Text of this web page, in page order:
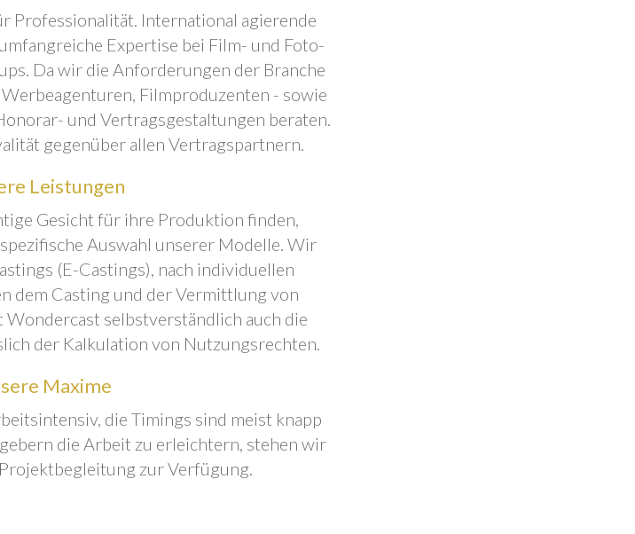
Professionalität. International agierende
Expertise bei Film- und Foto-
Da wir die Anforderungen der Branche
Filmproduzenten - sowie
und Vertragsgestaltungen beraten.
gegenüber allen Vertragspartnern.
Leistungen
Gesicht für ihre Produktion finden,
Auswahl unserer Modelle. Wir
(E-Castings), nach individuellen
dem Casting und der Vermittlung von
selbstverständlich auch die
der Kalkulation von Nutzungsrechten.
Maxime
die Timings sind meist knapp
die Arbeit zu erleichtern, stehen wir
zur Verfügung.